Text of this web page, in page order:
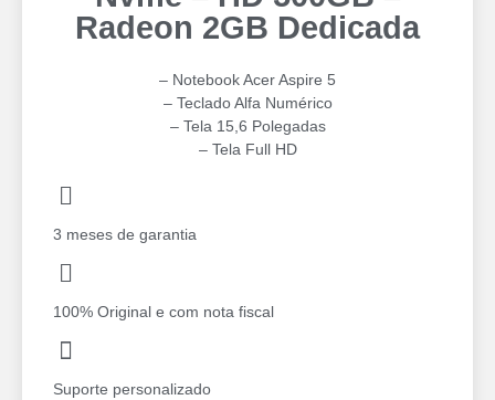
Radeon 2GB Dedicada
– Notebook Acer Aspire 5
– Teclado Alfa Numérico
– Tela 15,6 Polegadas
– ⁠Tela Full HD
3 meses de garantia
100% Original e com nota fiscal
Suporte personalizado